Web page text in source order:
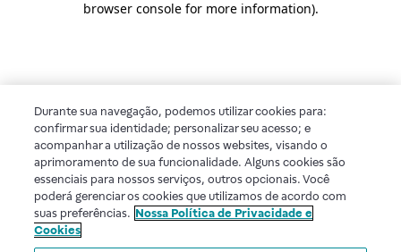
browser console for more information).
Durante sua navegação, podemos utilizar cookies para:
confirmar sua identidade; personalizar seu acesso; e
acompanhar a utilização de nossos websites, visando o
aprimoramento de sua funcionalidade. Alguns cookies são
essenciais para nossos serviços, outros opcionais. Você
poderá gerenciar os cookies que utilizamos de acordo com
suas preferências. Nossa Política de Privacidade e
Cookies